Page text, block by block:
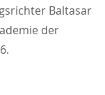
Baltasar
der